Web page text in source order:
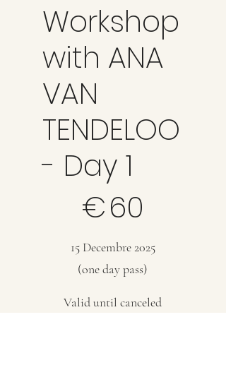
Workshop
with ANA
VAN
TENDELOO
- Day 1
€60
15 Decembre 2025
(one day pass)
Valid until canceled